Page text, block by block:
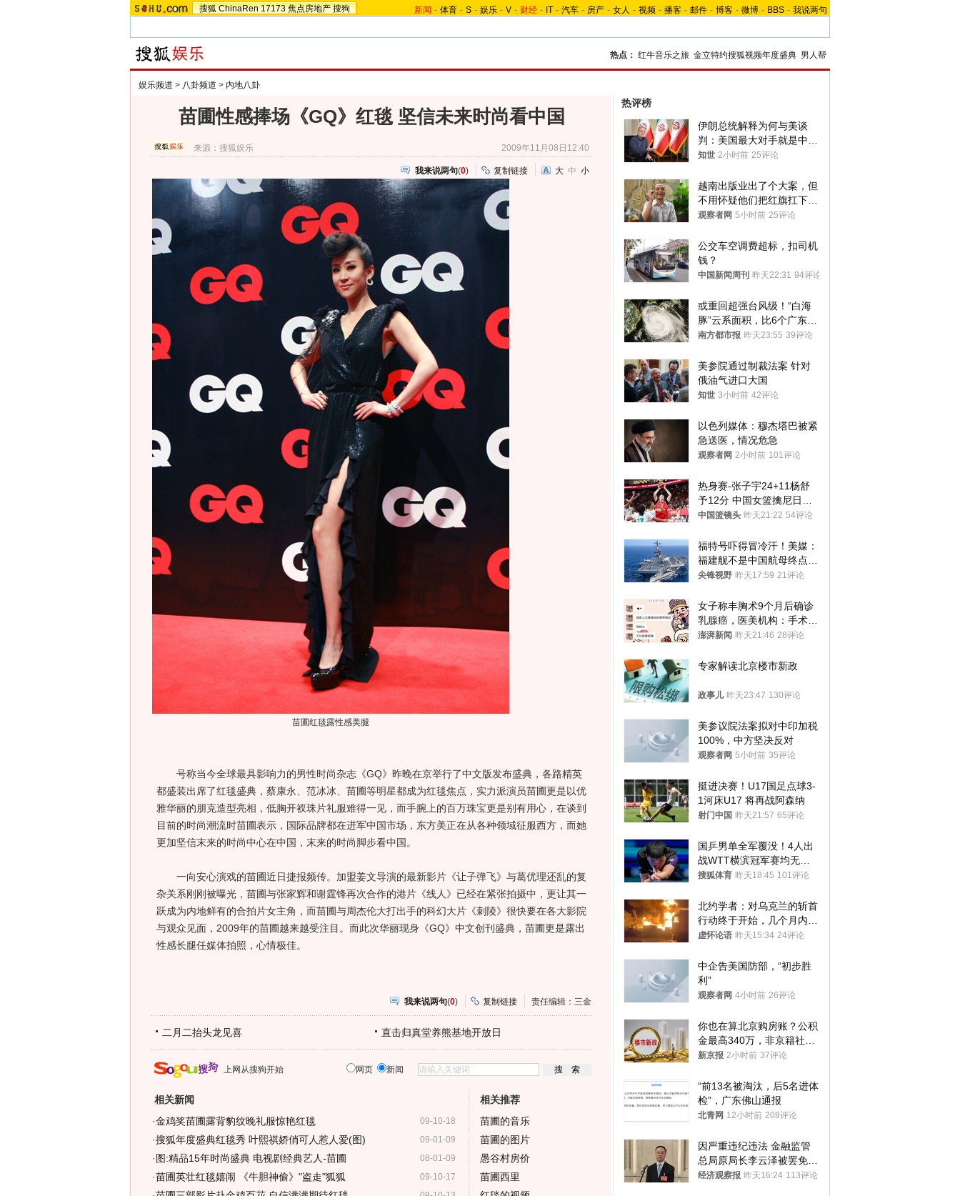
搜狐 ChinaRen 17173 焦点房地产 搜狗 新闻 - 体育 - S - 娱乐 - V - 财经 - IT - 汽车 - 房产 - 女人 - 视频 - 播客 - 邮件 - 博客 - 微博 - BBS - 我说两句
热点： 红牛音乐之旅 金立特约搜狐视频年度盛典 男人帮
娱乐频道 > 八卦频道 > 内地八卦
苗圃性感捧场《GQ》红毯 坚信未来时尚看中国
来源：搜狐娱乐 2009年11月08日12:40
我来说两句(0) 复制链接 大 中 小
苗圃红毯露性感美腿
号称当今全球最具影响力的男性时尚杂志《GQ》昨晚在京举行了中文版发布盛典，各路精英
都盛装出席了红毯盛典，蔡康永、范冰冰、苗圃等明星都成为红毯焦点，实力派演员苗圃更是以优
雅华丽的朋克造型亮相，低胸开衩珠片礼服难得一见，而手腕上的百万珠宝更是别有用心，在谈到
目前的时尚潮流时苗圃表示，国际品牌都在进军中国市场，东方美正在从各种领域征服西方，而她
更加坚信末来的时尚中心在中国，末来的时尚脚步看中国。
一向安心演戏的苗圃近日捷报频传。加盟姜文导演的最新影片《让子弹飞》与葛优理还乱的复
杂关系刚刚被曝光，苗圃与张家辉和谢霆锋再次合作的港片《线人》已经在紧张拍摄中，更让其一
跃成为内地鲜有的合拍片女主角，而苗圃与周杰伦大打出手的科幻大片《刺陵》很快要在各大影院
与观众见面，2009年的苗圃越来越受注目。而此次华丽现身《GQ》中文创刊盛典，苗圃更是露出
性感长腿任媒体拍照，心情极佳。
我来说两句(0) 复制链接 责任编辑：三金
二月二抬头龙见喜 直击归真堂养熊基地开放日
上网从搜狗开始 网页 新闻
相关新闻
09-10-18
·金鸡奖苗圃露背豹纹晚礼服惊艳红毯
09-01-09
·搜狐年度盛典红毯秀 叶熙祺娇俏可人惹人爱(图)
08-01-09
· 图:精品15年时尚盛典 电视剧经典艺人-苗圃
09-10-17
·苗圃英壮红毯嬉闹 《牛胆神偷》"盗走"狐狐
相关推荐
苗圃的音乐
苗圃的图片
愚谷村房价
苗圃西里
热评榜
伊朗总统解释为何与美谈
判：美国最大对手就是中
国，但他们也在对话
知世 2小时前 25评论
越南出版业出了个大案，但
不用怀疑他们把红旗扛下去
的决心
观察者网 5小时前 25评论
公交车空调费超标，扣司机
钱？
中国新闻周刊 昨天22:31 94评论
或重回超强台风级！“白海
豚”云系面积，比6个广东还
大！深圳官方：注意这件事
南方都市报 昨天23:55 39评论
美参院通过制裁法案 针对
俄油气进口大国
知世 3小时前 42评论
以色列媒体：穆杰塔巴被紧
急送医，情况危急
观察者网 2小时前 101评论
热身赛-张子宇24+11杨舒
予12分 中国女篮擒尼日利
亚
中国篮镜头 昨天21:22 54评论
福特号吓得冒冷汗！美媒：
福建舰不是中国航母终点，
而是新起点！
尖锋视野 昨天17:59 21评论
女子称丰胸术9个月后确诊
乳腺癌，医美机构：手术不
可能引发癌症，建议走司法
澎湃新闻 昨天21:46 28评论
专家解读北京楼市新政
政事儿 昨天23:47 130评论
美参议院法案拟对中印加税
100%，中方坚决反对
观察者网 5小时前 35评论
挺进决赛！U17国足点球3-
1河床U17 将再战阿森纳
射门中国 昨天21:57 65评论
国乒男单全军覆没！4人出
战WTT横滨冠军赛均无缘
八强
搜狐体育 昨天18:45 101评论
北约学者：对乌克兰的斩首
行动终于开始，几个月内乌
将投降
虚怀论语 昨天15:34 24评论
中企告美国防部，“初步胜
利”
观察者网 4小时前 26评论
你也在算北京购房账？公积
金最高340万，非京籍社保
1年
新京报 2小时前 37评论
“前13名被淘汰，后5名进体
检”，广东佛山通报
北青网 12小时前 208评论
因严重违纪违法 金融监管
总局原局长李云泽被罢免全
国人大代表
经济观察报 昨天16:24 113评论